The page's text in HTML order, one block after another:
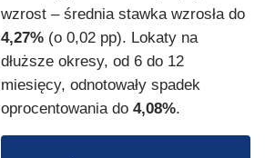
wzrost – średnia stawka wzrosła do
4,27% (o 0,02 pp). Lokaty na
dłuższe okresy, od 6 do 12
miesięcy, odnotowały spadek
oprocentowania do 4,08%.